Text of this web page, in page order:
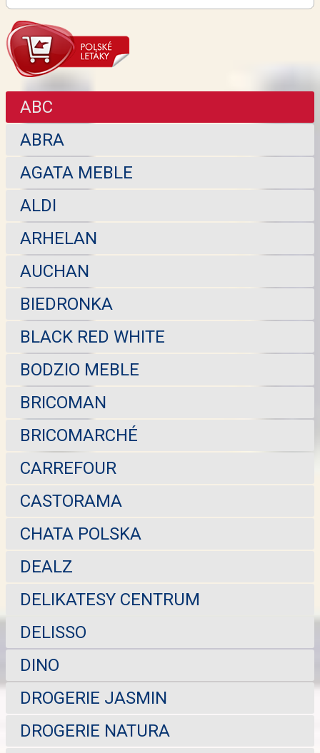
ABC
ABRA
AGATA MEBLE
ALDI
ARHELAN
AUCHAN
BIEDRONKA
BLACK RED WHITE
BODZIO MEBLE
BRICOMAN
BRICOMARCHÉ
CARREFOUR
CASTORAMA
CHATA POLSKA
DEALZ
DELIKATESY CENTRUM
DELISSO
DINO
DROGERIE JASMIN
DROGERIE NATURA